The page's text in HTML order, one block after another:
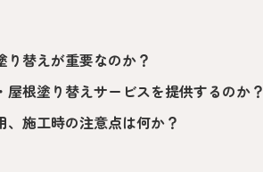
り替えが重要なのか？
根塗り替えサービスを提供するのか？
施工時の注意点は何か？